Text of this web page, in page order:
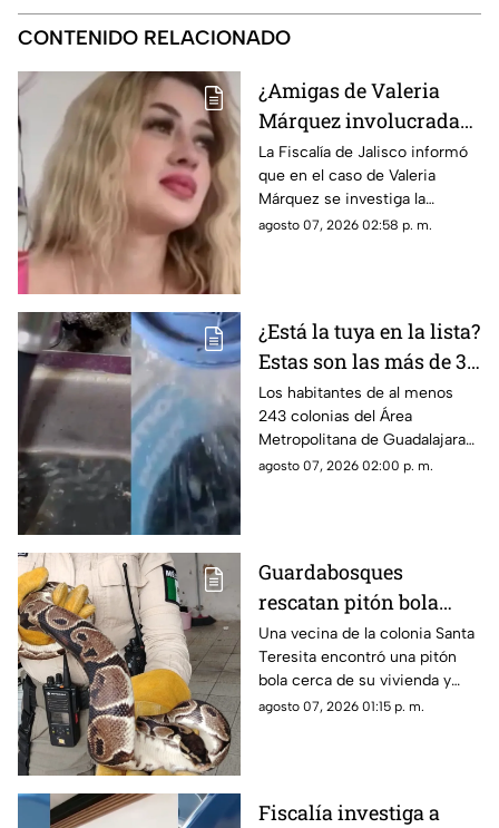
CONTENIDO RELACIONADO
¿Amigas de Valeria
Márquez involucradas
en su feminicidio? Esto
dicen las autoridades
La Fiscalía de Jalisco informó
que en el caso de Valeria
Márquez se investiga la
participación de dos o tres
agosto 07, 2026 02:58 p. m.
¿Está la tuya en la lista?
Estas son las más de 30
colonias de
Tlaquepaque que
reciben agua sucia
Los habitantes de al menos
243 colonias del Área
Metropolitana de Guadalajara
reciben agua sucia en sus
agosto 07, 2026 02:00 p. m.
Guardabosques
rescatan pitón bola
localizada en una casa
de Guadalajara
Una vecina de la colonia Santa
Teresita encontró una pitón
bola cerca de su vivienda y
solicitó apoyo. Guardabosques
agosto 07, 2026 01:15 p. m.
Fiscalía investiga a